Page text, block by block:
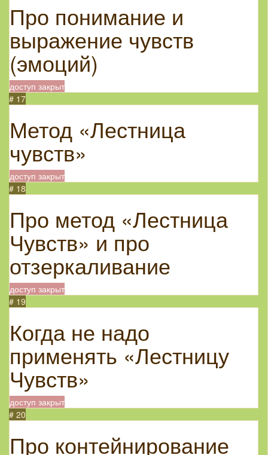
Про понимание и
выражение чувств
(эмоций)
доступ закрыт
# 17
Метод «Лестница
чувств»
доступ закрыт
# 18
Про метод «Лестница
Чувств» и про
отзеркаливание
доступ закрыт
# 19
Когда не надо
применять «Лестницу
Чувств»
доступ закрыт
# 20
Про контейнирование